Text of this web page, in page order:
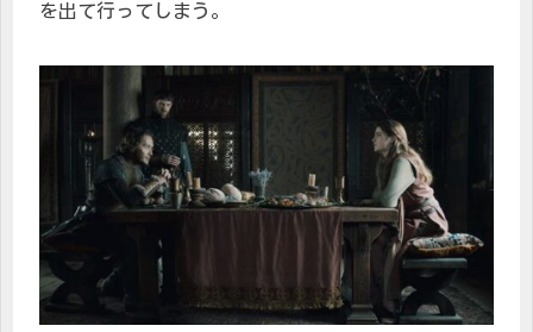
を出て行ってしまう。